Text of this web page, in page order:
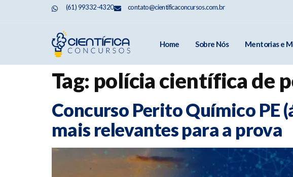
(61) 99332-4320 contato@cientificaconcursos.com.br
Home Sobre Nós Mentorias e
Tag: polícia científica de
Concurso Perito Químico PE
mais relevantes para a prova